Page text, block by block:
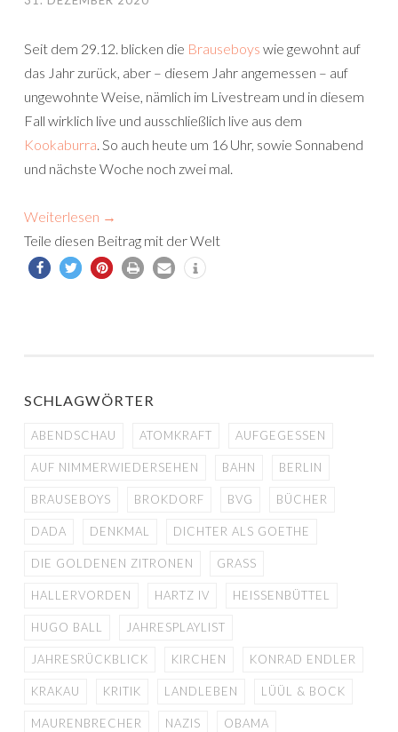
Seit dem 29.12. blicken die Brauseboys wie gewohnt auf
das Jahr zurück, aber – diesem Jahr angemessen – auf
ungewohnte Weise, nämlich im Livestream und in diesem
Fall wirklich live und ausschließlich live aus dem
Kookaburra. So auch heute um 16 Uhr, sowie Sonnabend
und nächste Woche noch zwei mal.
Weiterlesen →
Teile diesen Beitrag mit der Welt
SCHLAGWÖRTER
ABENDSCHAU ATOMKRAFT AUFGEGESSEN
AUF NIMMERWIEDERSEHEN BAHN BERLIN
BRAUSEBOYS BROKDORF BVG BÜCHER
DADA DENKMAL DICHTER ALS GOETHE
DIE GOLDENEN ZITRONEN GRASS
HALLERVORDEN HARTZ IV HEISSENBÜTTEL
HUGO BALL JAHRESPLAYLIST
JAHRESRÜCKBLICK KIRCHEN KONRAD ENDLER
KRAKAU KRITIK LANDLEBEN LÜÜL & BOCK
MAURENBRECHER NAZIS OBAMA